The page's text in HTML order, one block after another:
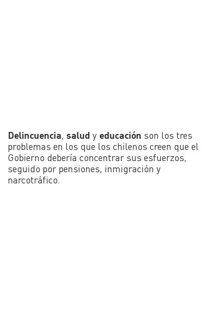
Delincuencia, salud y educación son los tres
problemas en los que los chilenos creen que el
Gobierno debería concentrar sus esfuerzos,
seguido por pensiones, inmigración y
narcotráfico.